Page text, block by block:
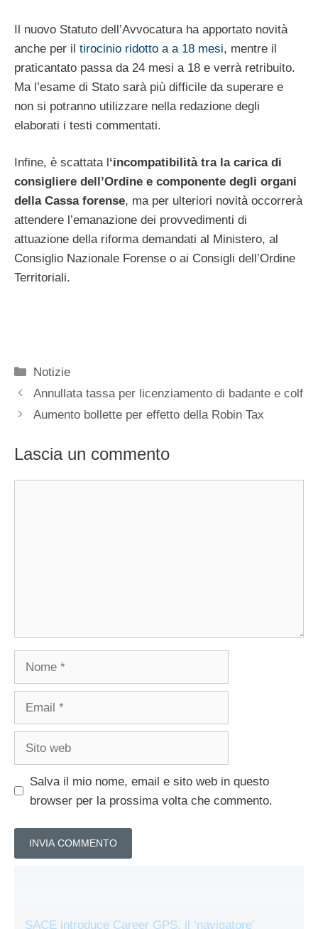
Il nuovo Statuto dell’Avvocatura ha apportato novità
anche per il tirocinio ridotto a a 18 mesi, mentre il
praticantato passa da 24 mesi a 18 e verrà retribuito.
Ma l’esame di Stato sarà più difficile da superare e
non si potranno utilizzare nella redazione degli
elaborati i testi commentati.
Infine, è scattata l ‘incompatibilità tra la carica di
consigliere dell’Ordine e componente degli organi
della Cassa forense, ma per ulteriori novità occorrerà
attendere l’emanazione dei provvedimenti di
attuazione della riforma demandati al Ministero, al
Consiglio Nazionale Forense o ai Consigli dell’Ordine
Territoriali.
Categorie
Notizie
Annullata tassa per licenziamento di badante e colf
Aumento bollette per effetto della Robin Tax
Lascia un commento
Salva il mio nome, email e sito web in questo
browser per la prossima volta che commento.
SACE introduce Career GPS, il ‘navigatore’